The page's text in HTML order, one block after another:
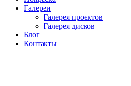
Галереи
Галерея проектов
Галерея дисков
Блог
Контакты